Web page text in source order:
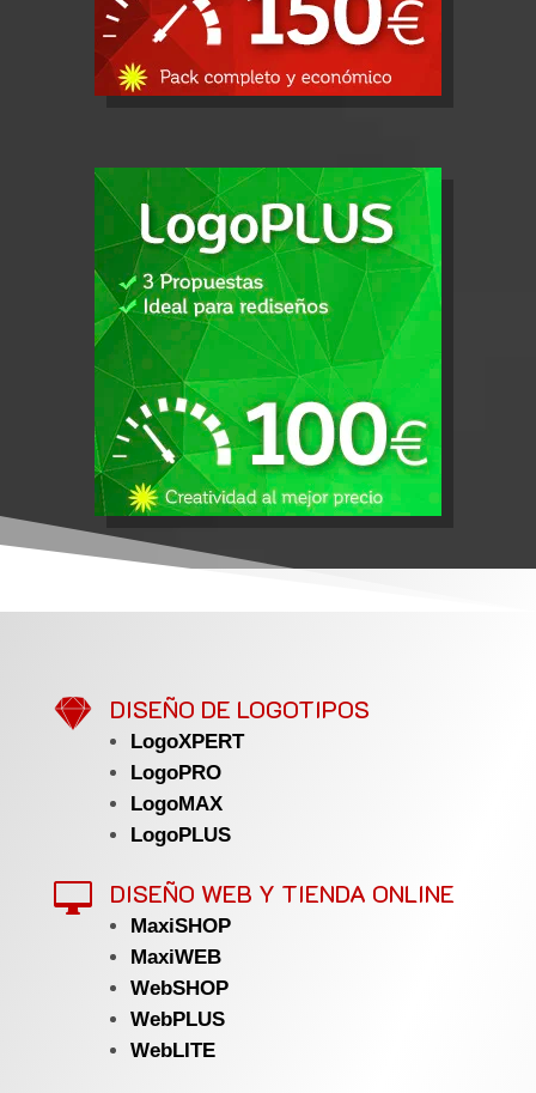
 DISEÑO DE LOGOTIPOS
LogoXPERT
LogoPRO
LogoMAX
LogoPLUS
 DISEÑO WEB Y TIENDA ONLINE
MaxiSHOP
MaxiWEB
WebSHOP
WebPLUS
WebLITE